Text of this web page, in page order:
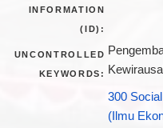
INFORMATION
(ID):
UNCONTROLLED
KEYWORDS:
300
(Ilmu